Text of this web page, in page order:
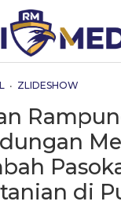
• ZLIDESHOW
di